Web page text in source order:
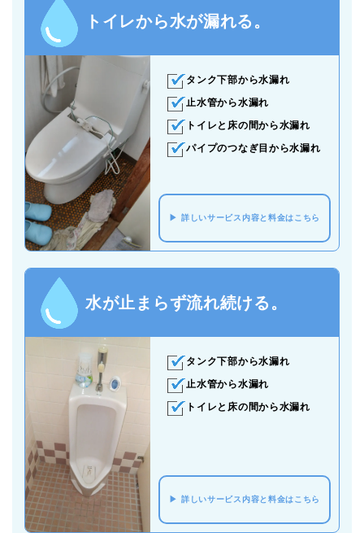
トイレから水が漏れる。
タンク下部から水漏れ
止水管から水漏れ
トイレと床の間から水漏れ
パイプのつなぎ目から水漏れ
詳しいサービス内容と料金はこちら
水が止まらず流れ続ける。
タンク下部から水漏れ
止水管から水漏れ
トイレと床の間から水漏れ
詳しいサービス内容と料金はこちら